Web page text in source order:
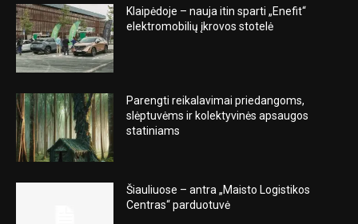
Klaipėdoje – nauja itin sparti „Enefit“
elektromobilių įkrovos stotelė
Parengti reikalavimai priedangoms,
slėptuvėms ir kolektyvinės apsaugos
statiniams
Šiauliuose – antra „Maisto Logistikos
Centras“ parduotuvė